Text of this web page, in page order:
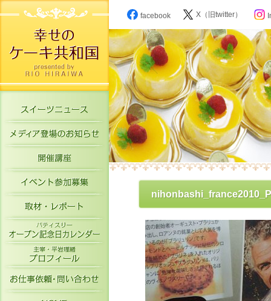
スイーツニュース
メディア登場のお知らせ
開催講座
イベント参加募集
パティスリーオープン記念日カレン
主宰・平岩理緒プロフィール
お仕事依頼・お問い合わせ
facebook X（旧twitter）